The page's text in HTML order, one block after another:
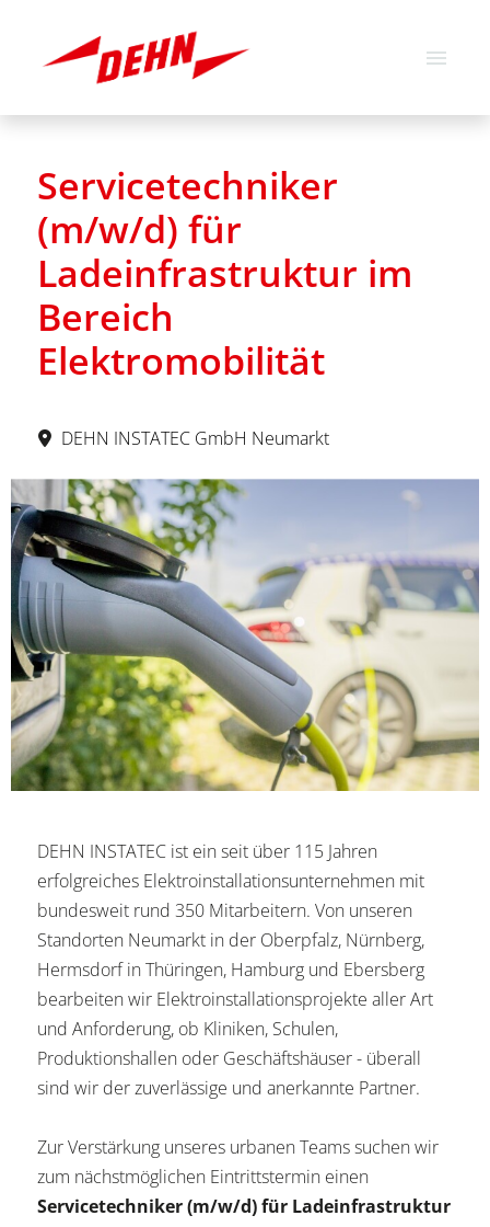
Stellenangebote
Über uns
Unsere Werte
Servicetechniker
(m/w/d) für
Ladeinfrastruktur im
Bereich
Elektromobilität
DEHN INSTATEC GmbH Neumarkt
DEHN INSTATEC ist ein seit über 115 Jahren
erfolgreiches Elektroinstallationsunternehmen mit
bundesweit rund 350 Mitarbeitern. Von unseren
Standorten Neumarkt in der Oberpfalz, Nürnberg,
Hermsdorf in Thüringen, Hamburg und Ebersberg
bearbeiten wir Elektroinstallationsprojekte aller Art
und Anforderung, ob Kliniken, Schulen,
Produktionshallen oder Geschäftshäuser - überall
sind wir der zuverlässige und anerkannte Partner.
Zur Verstärkung unseres urbanen Teams suchen wir
zum nächstmöglichen Eintrittstermin einen
Servicetechniker (m/w/d) für Ladeinfrastruktur